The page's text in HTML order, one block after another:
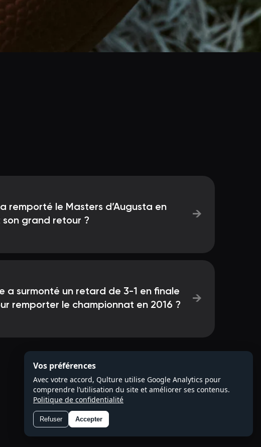
remporté le Masters d’Augusta en
son grand retour ?
→
a surmonté un retard de 3-1 en finale
remporter le championnat en 2016 ?
→
Vos préférences
Avec votre accord, Qulture utilise Google Analytics pour
comprendre l’utilisation du site et améliorer ses contenus.
Politique de confidentialité
Refuser Accepter